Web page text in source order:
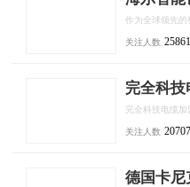
关注人数 25861
完全科技
关注人数 20707
德国卡尼